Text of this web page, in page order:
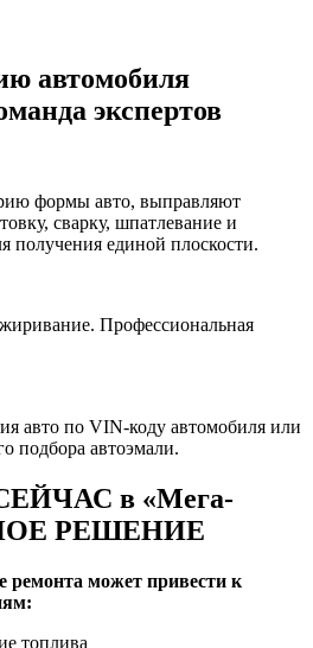
автомобиля
экспертов
формы авто, выправляют
сварку, шпатлевание и
получения единой плоскости.
Профессиональная
авто по VIN-коду автомобиля или
подбора автоэмали.
в «Мега-
РЕШЕНИЕ
ремонта может привести к
топлива